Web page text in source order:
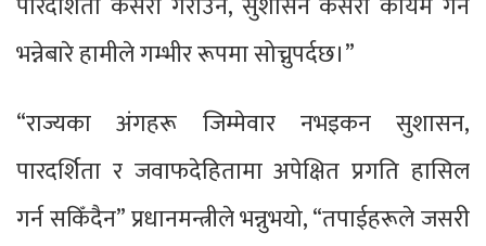
भन्नेबारे हामीले गम्भीर रूपमा सोच्नुपर्दछ।”
“राज्यका अंगहरू जिम्मेवार नभइकन सुशासन,
पारदर्शिता र जवाफदेहितामा अपेक्षित प्रगति हासिल
गर्न सकिँदैन” प्रधानमन्त्रीले भन्नुभयो, “तपाईहरूले जसरी